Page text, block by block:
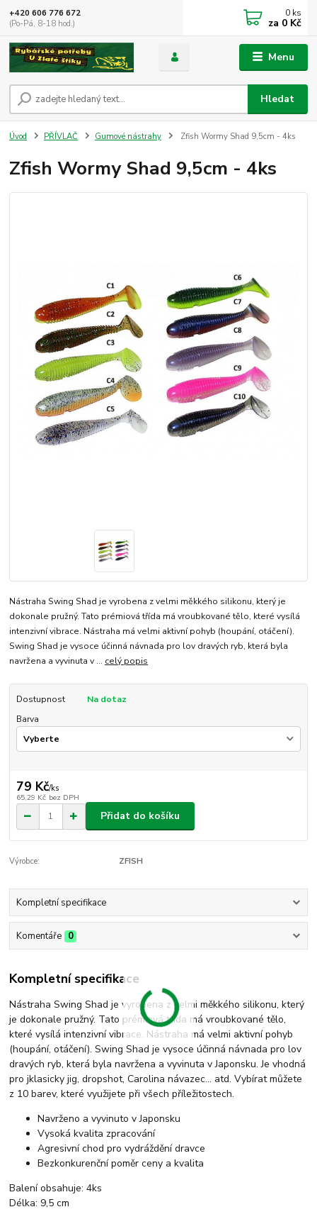
Menu
Hledat
+420 606 776 672
(Po-Pá, 8-18 hod.)
0 ks
za 0 Kč
Úvod PŘÍVLAČ Gumové nástrahy Zfish Wormy Shad 9,5cm - 4ks
Zfish Wormy Shad 9,5cm - 4ks
Nástraha Swing Shad je vyrobena z velmi měkkého silikonu, který je
dokonale pružný. Tato prémiová třída má vroubkované tělo, které vysílá
intenzivní vibrace. Nástraha má velmi aktivní pohyb (houpání, otáčení).
Swing Shad je vysoce účinná návnada pro lov dravých ryb, která byla
navržena a vyvinuta v ... celý popis
Dostupnost
Na dotaz
Barva
79 Kč/ks
65,29 Kč bez DPH
Přidat do košíku
Výrobce: ZFISH
Kompletní specifikace
Komentáře 0
Kompletní specifikace
Nástraha Swing Shad je vyrobena z velmi měkkého silikonu, který
je dokonale pružný. Tato prémiová třída má vroubkované tělo,
které vysílá intenzivní vibrace. Nástraha má velmi aktivní pohyb
(houpání, otáčení). Swing Shad je vysoce účinná návnada pro lov
dravých ryb, která byla navržena a vyvinuta v Japonsku. Je vhodná
pro jklasicky jig, dropshot, Carolina návazec... atd. Vybírat můžete
z 10 barev, které využijete při všech příležitostech.
Navrženo a vyvinuto v Japonsku
Vysoká kvalita zpracování
Agresivní chod pro vydráždění dravce
Bezkonkurenční poměr ceny a kvalita
Balení obsahuje: 4ks
Délka: 9,5 cm